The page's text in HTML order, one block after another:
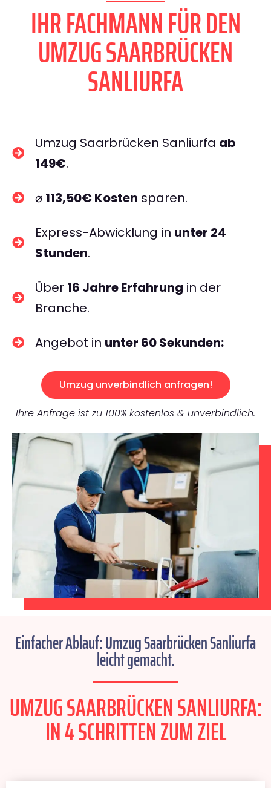
IHR FACHMANN FÜR DEN
UMZUG SAARBRÜCKEN
SANLIURFA
Umzug Saarbrücken Sanliurfa ab
149€.
⌀ 113,50€ Kosten sparen.
Express-Abwicklung in unter 24
Stunden.
Über 16 Jahre Erfahrung in der
Branche.
Angebot in unter 60 Sekunden:
Umzug unverbindlich anfragen!
Ihre Anfrage ist zu 100% kostenlos & unverbindlich.
Einfacher Ablauf: Umzug Saarbrücken Sanliurfa
leicht gemacht.
UMZUG SAARBRÜCKEN SANLIURFA:
IN 4 SCHRITTEN ZUM ZIEL